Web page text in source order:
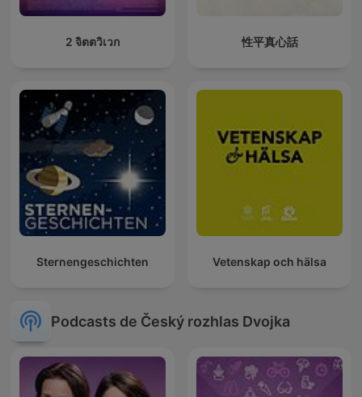
2 จิตตวิเวก 性平真心話
Sternengeschichten Vetenskap och hälsa
Podcasts de Český rozhlas Dvojka